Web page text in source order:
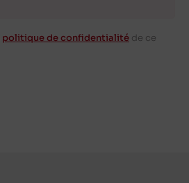
politique de confidentialité de ce